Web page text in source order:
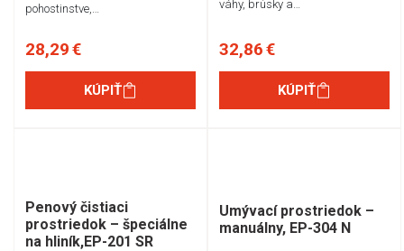
pohostinstve,…
28,29 €
KÚPIŤ
váhy, brúsky a…
32,86 €
KÚPIŤ
Penový čistiaci
prostriedok – špeciálne
na hliník,EP-201 SR
Umývací prostriedok –
manuálny, EP-304 N